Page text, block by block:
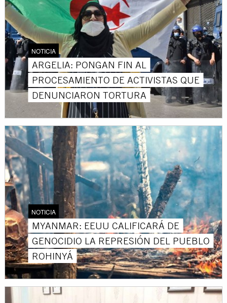
NOTICIA
ARGELIA: PONGAN FIN AL
PROCESAMIENTO DE ACTIVISTAS QUE
DENUNCIARON TORTURA
NOTICIA
MYANMAR: EEUU CALIFICARÁ DE
GENOCIDIO LA REPRESIÓN DEL PUEBLO
ROHINYÁ